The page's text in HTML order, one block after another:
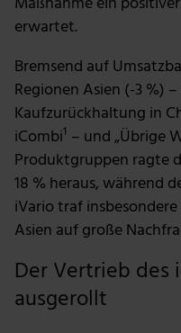
erwartet.
Bremsend auf
Regionen Asien (-3 %)
Kaufzurückhaltung in
iCombi¹ – und „Übrige
Produktgruppen ragte
18 % heraus, während
iVario traf
Asien auf große
Der Vertrieb des
ausgerollt